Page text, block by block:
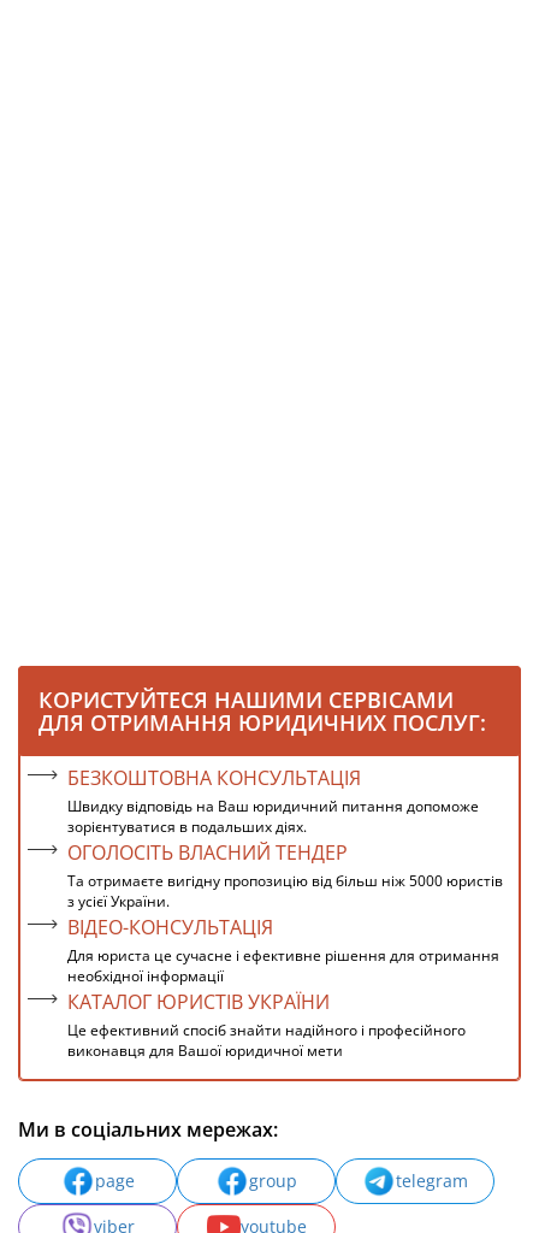
КОРИСТУЙТЕСЯ НАШИМИ СЕРВІСАМИ
ДЛЯ ОТРИМАННЯ ЮРИДИЧНИХ ПОСЛУГ:
БЕЗКОШТОВНА КОНСУЛЬТАЦІЯ
Швидку відповідь на Ваш юридичний питання допоможе
зорієнтуватися в подальших діях.
ОГОЛОСІТЬ ВЛАСНИЙ ТЕНДЕР
Та отримаєте вигідну пропозицію від більш ніж 5000 юристів
з усієї України.
ВІДЕО-КОНСУЛЬТАЦІЯ
Для юриста це сучасне і ефективне рішення для отримання
необхідної інформації
КАТАЛОГ ЮРИСТІВ УКРАЇНИ
Це ефективний спосіб знайти надійного і професійного
виконавця для Вашої юридичної мети
Ми в соціальних мережах:
page group
telegram
viber
youtube